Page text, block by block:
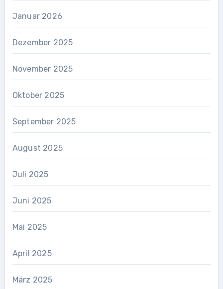
Januar 2026
Dezember 2025
November 2025
Oktober 2025
September 2025
August 2025
Juli 2025
Juni 2025
Mai 2025
April 2025
März 2025